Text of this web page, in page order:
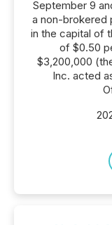
September 9
a non-brokered
in the capital of
of $0.50
$3,200,000
Inc. acted